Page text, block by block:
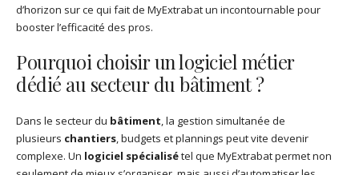
d’horizon sur ce qui fait de MyExtrabat un incontournable pour
booster l’efficacité des pros.
Pourquoi choisir un logiciel métier
dédié au secteur du bâtiment ?
Dans le secteur du bâtiment, la gestion simultanée de
plusieurs chantiers, budgets et plannings peut vite devenir
complexe. Un logiciel spécialisétel que MyExtrabat permet non